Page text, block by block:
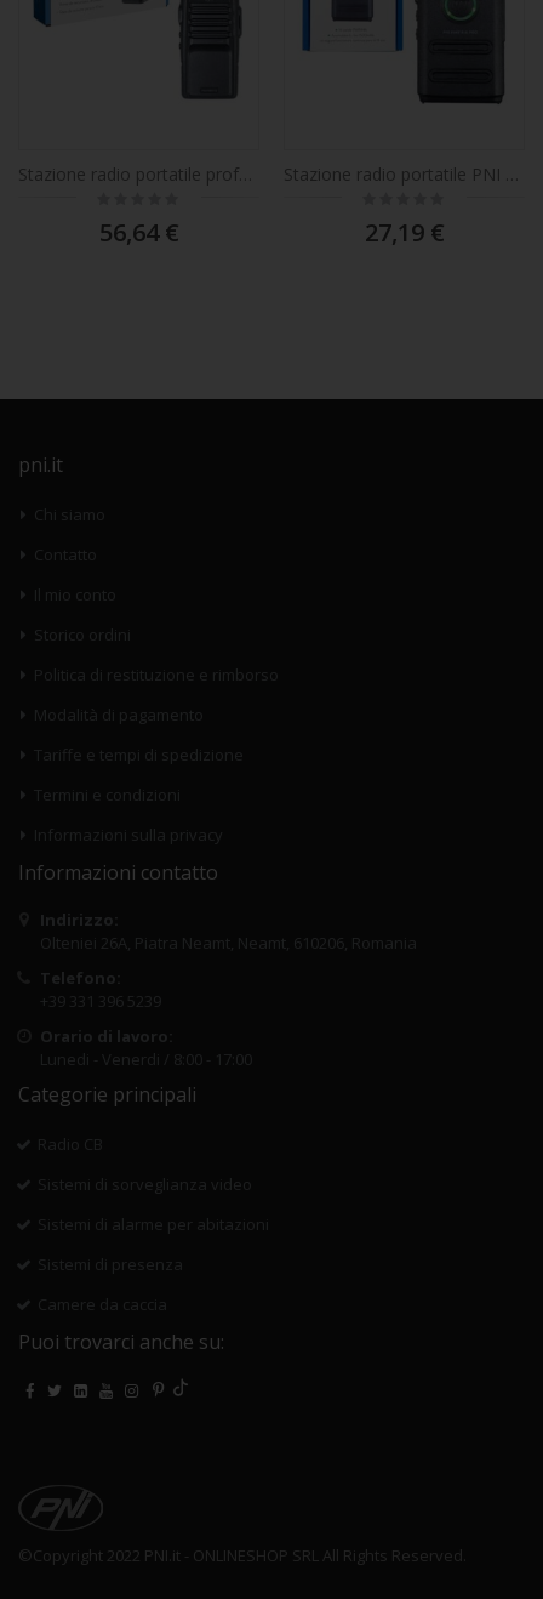
56,64 € 27,19 €
pni.it
Chi siamo
Contatto
Il mio conto
Storico ordini
Politica di restituzione e rimborso
Modalità di pagamento
Tariffe e tempi di spedizione
Termini e condizioni
Informazioni sulla privacy
Informazioni contatto
Indirizzo:
Olteniei 26A, Piatra Neamt, Neamt, 610206, Romania
Telefono:
+39 331 396 5239
Orario di lavoro:
Lunedi - Venerdi / 8:00 - 17:00
Categorie principali
Radio CB
Sistemi di sorveglianza video
Sistemi di alarme per abitazioni
Sistemi di presenza
Camere da caccia
Puoi trovarci anche su:
©Copyright 2022 PNI.it - ONLINESHOP SRL All Rights Reserved.